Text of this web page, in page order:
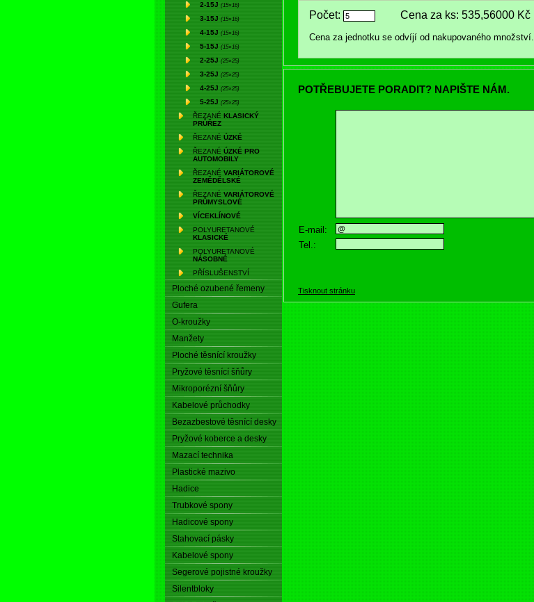
2-15J (15×16)
3-15J (15×16)
4-15J (15×16)
5-15J (15×16)
2-25J (25×25)
3-25J (25×25)
4-25J (25×25)
5-25J (25×25)
ŘEZANÉ KLASICKÝ
PRŮŘEZ
ŘEZANÉ ÚZKÉ
ŘEZANÉ ÚZKÉ PRO
AUTOMOBILY
ŘEZANÉ VARIÁTOROVÉ
ZEMĚDĚLSKÉ
ŘEZANÉ VARIÁTOROVÉ
PRŮMYSLOVÉ
VÍCEKLÍNOVÉ
POLYURETANOVÉ
KLASICKÉ
POLYURETANOVÉ
NÁSOBNÉ
PŘÍSLUŠENSTVÍ
Ploché ozubené řemeny
Gufera
O-kroužky
Manžety
Ploché těsnící kroužky
Pryžové těsnící šňůry
Mikroporézní šňůry
Kabelové průchodky
Bezazbestové těsnící desky
Pryžové koberce a desky
Mazací technika
Plastické mazivo
Hadice
Trubkové spony
Hadicové spony
Stahovací pásky
Kabelové spony
Segerové pojistné kroužky
Silentbloky
Počet: Cena za ks: 535,56000 Kč
Cena za jednotku se odvíjí od nakupovaného množství.
POTŘEBUJETE PORADIT? NAPIŠTE NÁM.
E-mail:
Tel.:
Tisknout stránku